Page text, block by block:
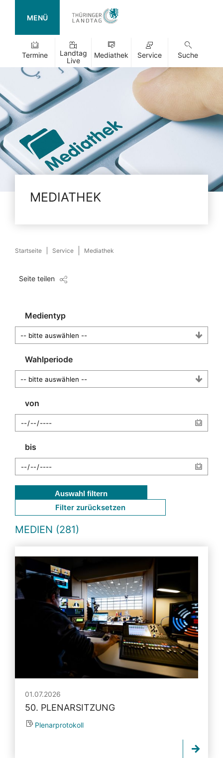
MENÜ
Termine
Landtag
Live
Mediathek Service Suche
MEDIATHEK
Startseite Service Mediathek
Seite teilen
Medientyp
Wahlperiode
von
bis
Auswahl filtern
Filter zurücksetzen
MEDIEN (281)
01.07.2026
50. PLENARSITZUNG
Plenarprotokoll